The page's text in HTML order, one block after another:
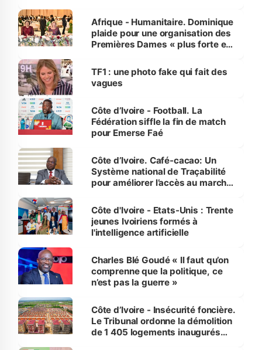
Afrique - Humanitaire. Dominique
plaide pour une organisation des
Premières Dames « plus forte et
sur la scène internationale »
TF1 : une photo fake qui fait des
vagues
Côte d’Ivoire - Football. La
Fédération siffle la fin de match
pour Emerse Faé
Côte d’Ivoire. Café-cacao: Un
Système national de Traçabilité
pour améliorer l’accès au marché
Côte d'Ivoire - Etats-Unis : Trente
jeunes Ivoiriens formés à
l'intelligence artificielle
Charles Blé Goudé « Il faut qu’on
comprenne que la politique, ce
n’est pas la guerre »
Côte d’Ivoire - Insécurité foncière.
Le Tribunal ordonne la démolition
de 1 405 logements inaugurés